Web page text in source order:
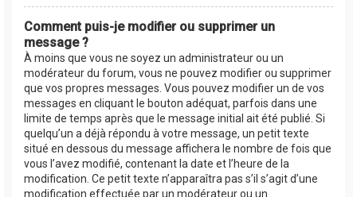
Comment puis-je modifier ou supprimer un
message ?
À moins que vous ne soyez un administrateur ou un
modérateur du forum, vous ne pouvez modifier ou supprimer
que vos propres messages. Vous pouvez modifier un de vos
messages en cliquant le bouton adéquat, parfois dans une
limite de temps après que le message initial ait été publié. Si
quelqu’un a déjà répondu à votre message, un petit texte
situé en dessous du message affichera le nombre de fois que
vous l’avez modifié, contenant la date et l’heure de la
modification. Ce petit texte n’apparaîtra pas s’il s’agit d’une
modification effectuée par un modérateur ou un